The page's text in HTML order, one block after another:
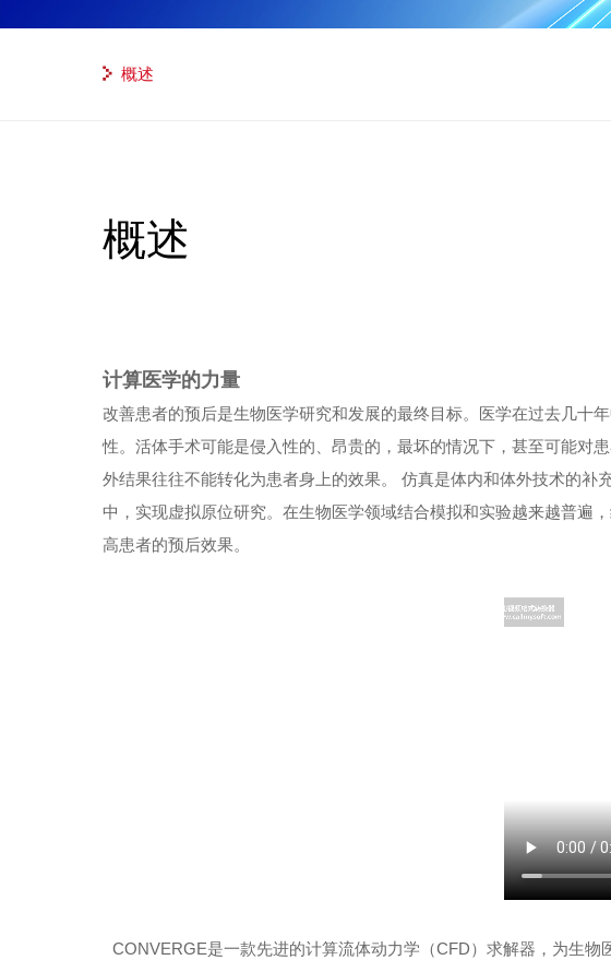
概述
概述
计算医学的力量
改善患者的预后是生物医学研究和发展的最终目标。医学在过去几十
性。活体手术可能是侵入性的、昂贵的，最坏的情况下，甚至可能对
外结果往往不能转化为患者身上的效果。 仿真是体内和体外技术的
中，实现虚拟原位研究。在生物医学领域结合模拟和实验越来越普遍
高患者的预后效果。
CONVERGE是一款先进的计算流体动力学（CFD）求解器，为生